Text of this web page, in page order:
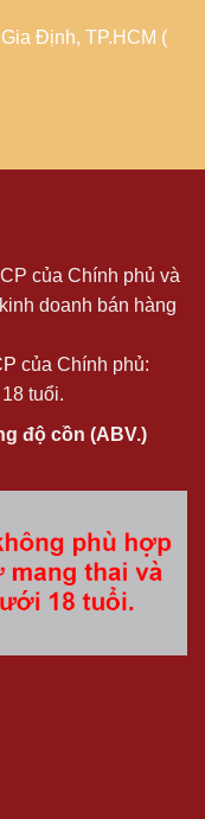
Định, TP.HCM (
của Chính phủ và
doanh bán hàng
của Chính phủ:
tuổi.
độ cồn (ABV.)